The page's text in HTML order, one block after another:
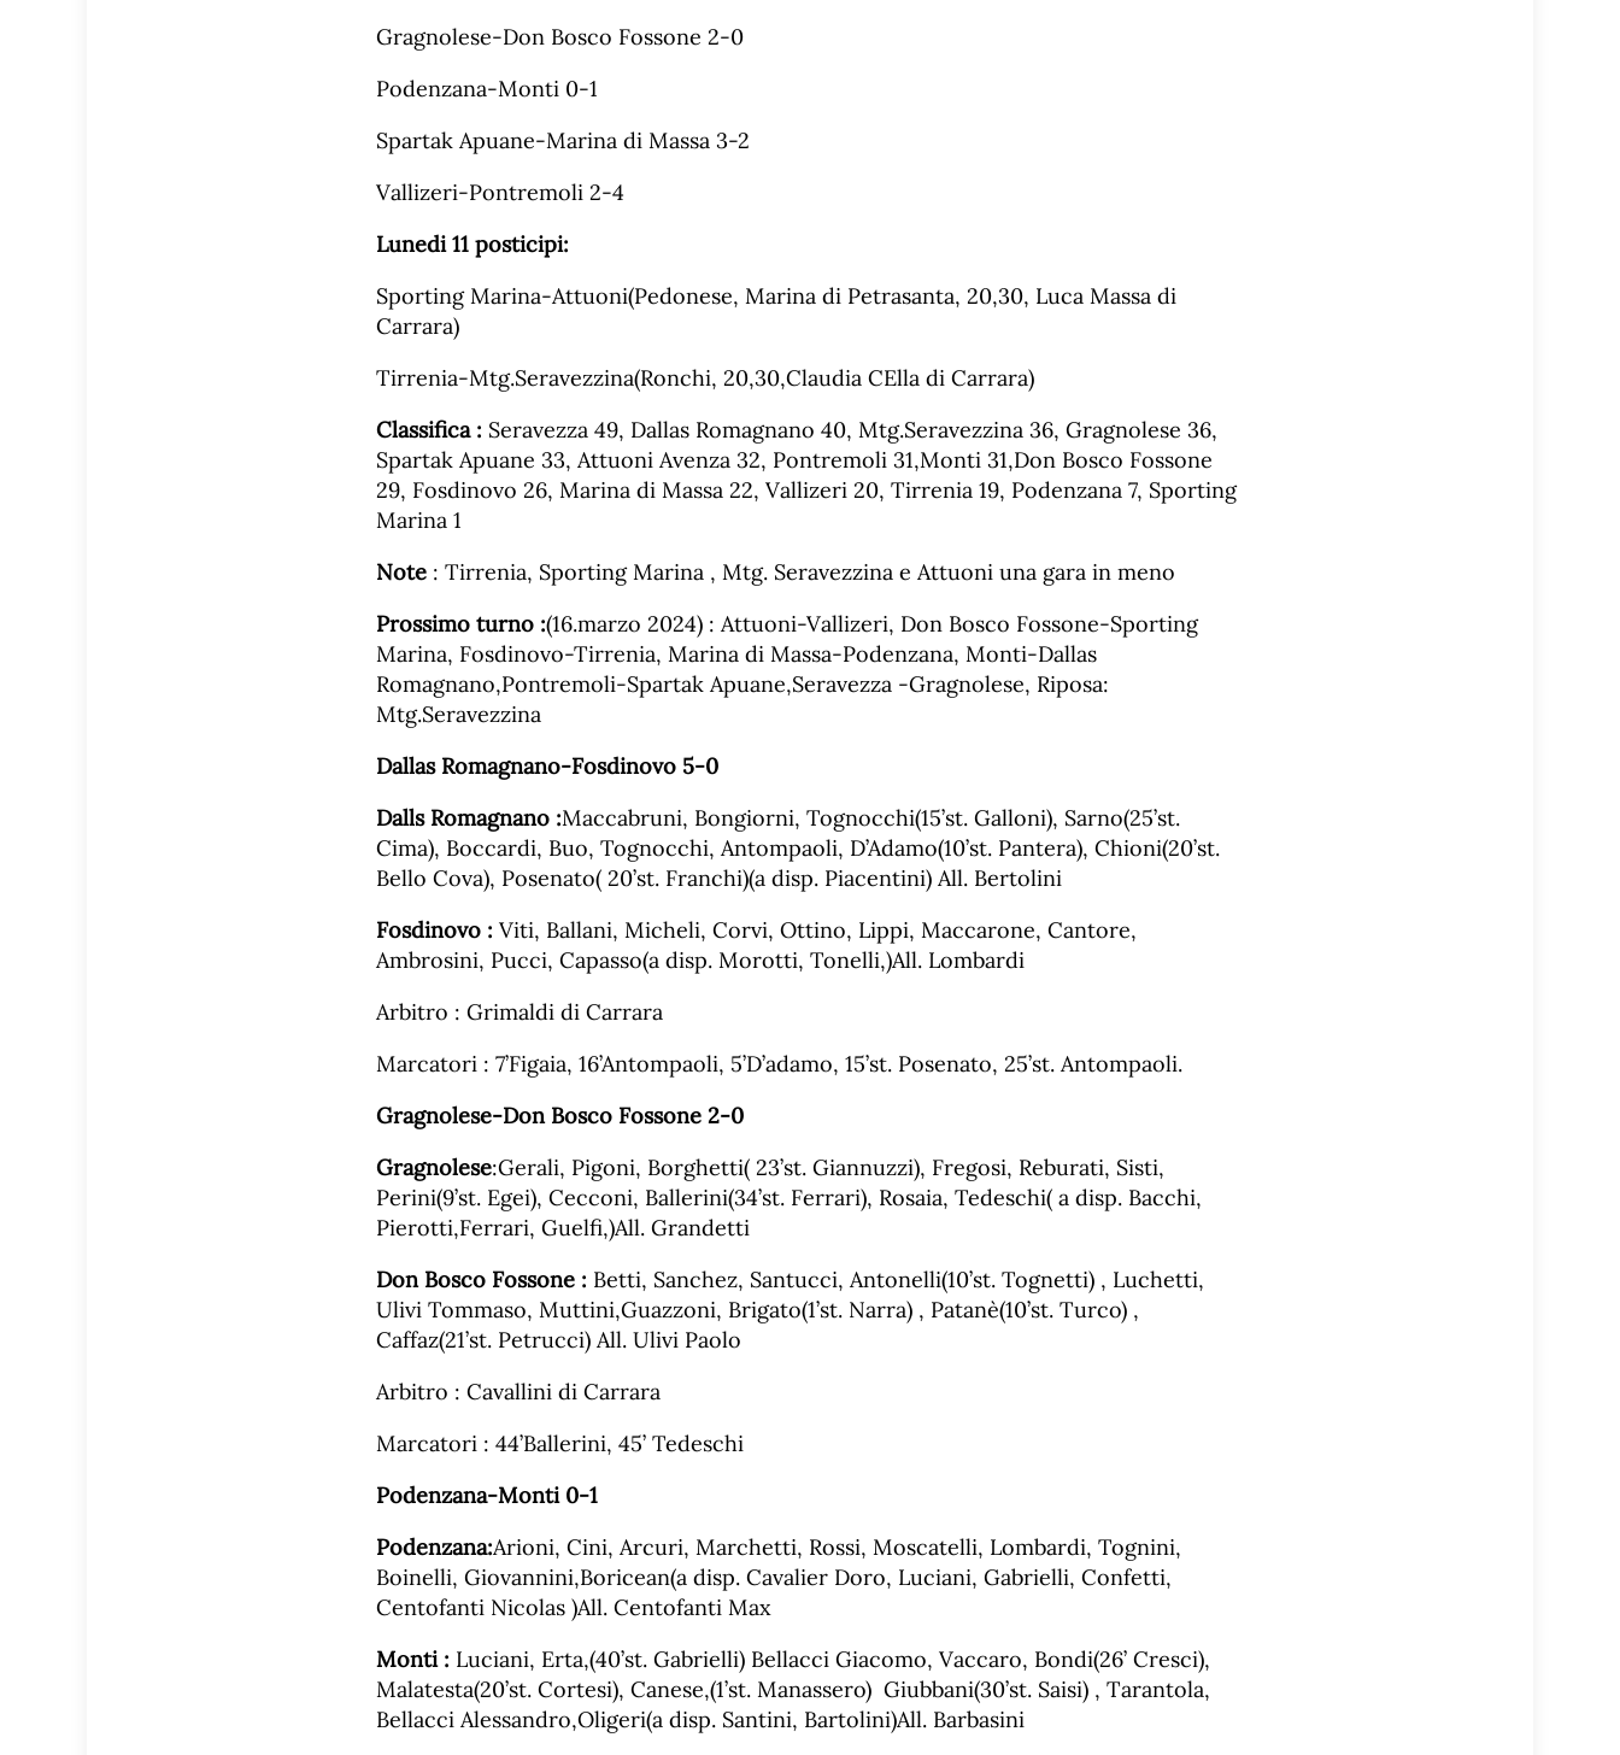
Gragnolese-Don Bosco Fossone 2-0
Podenzana-Monti 0-1
Spartak Apuane-Marina di Massa 3-2
Vallizeri-Pontremoli 2-4
Lunedi 11 posticipi:
Sporting Marina-Attuoni(Pedonese, Marina di Petrasanta, 20,30, Luca Massa di
Carrara)
Tirrenia-Mtg.Seravezzina(Ronchi, 20,30,Claudia CElla di Carrara)
Classifica : Seravezza 49, Dallas Romagnano 40, Mtg.Seravezzina 36, Gragnolese 36,
Spartak Apuane 33, Attuoni Avenza 32, Pontremoli 31,Monti 31,Don Bosco Fossone
29, Fosdinovo 26, Marina di Massa 22, Vallizeri 20, Tirrenia 19, Podenzana 7, Sporting
Marina 1
Note : Tirrenia, Sporting Marina , Mtg. Seravezzina e Attuoni una gara in meno
Prossimo turno :(16.marzo 2024) : Attuoni-Vallizeri, Don Bosco Fossone-Sporting
Marina, Fosdinovo-Tirrenia, Marina di Massa-Podenzana, Monti-Dallas
Romagnano,Pontremoli-Spartak Apuane,Seravezza -Gragnolese, Riposa:
Mtg.Seravezzina
Dallas Romagnano-Fosdinovo 5-0
Dalls Romagnano :Maccabruni, Bongiorni, Tognocchi(15’st. Galloni), Sarno(25’st.
Cima), Boccardi, Buo, Tognocchi, Antompaoli, D’Adamo(10’st. Pantera), Chioni(20’st.
Bello Cova), Posenato( 20’st. Franchi)(a disp. Piacentini) All. Bertolini
Fosdinovo : Viti, Ballani, Micheli, Corvi, Ottino, Lippi, Maccarone, Cantore,
Ambrosini, Pucci, Capasso(a disp. Morotti, Tonelli,)All. Lombardi
Arbitro : Grimaldi di Carrara
Marcatori : 7’Figaia, 16’Antompaoli, 5’D’adamo, 15’st. Posenato, 25’st. Antompaoli.
Gragnolese-Don Bosco Fossone 2-0
Gragnolese:Gerali, Pigoni, Borghetti( 23’st. Giannuzzi), Fregosi, Reburati, Sisti,
Perini(9’st. Egei), Cecconi, Ballerini(34’st. Ferrari), Rosaia, Tedeschi( a disp. Bacchi,
Pierotti,Ferrari, Guelfi,)All. Grandetti
Don Bosco Fossone : Betti, Sanchez, Santucci, Antonelli(10’st. Tognetti) , Luchetti,
Ulivi Tommaso, Muttini,Guazzoni, Brigato(1’st. Narra) , Patanè(10’st. Turco) ,
Caffaz(21’st. Petrucci) All. Ulivi Paolo
Arbitro : Cavallini di Carrara
Marcatori : 44’Ballerini, 45’ Tedeschi
Podenzana-Monti 0-1
Podenzana:Arioni, Cini, Arcuri, Marchetti, Rossi, Moscatelli, Lombardi, Tognini,
Boinelli, Giovannini,Boricean(a disp. Cavalier Doro, Luciani, Gabrielli, Confetti,
Centofanti Nicolas )All. Centofanti Max
Monti : Luciani, Erta,(40’st. Gabrielli) Bellacci Giacomo, Vaccaro, Bondi(26’ Cresci),
Malatesta(20’st. Cortesi), Canese,(1’st. Manassero) Giubbani(30’st. Saisi) , Tarantola,
Bellacci Alessandro,Oligeri(a disp. Santini, Bartolini)All. Barbasini